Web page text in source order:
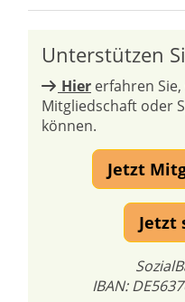
Unterstützen
Hier erfahren
Mitgliedschaft oder
können.
Jetzt
Jetzt
IBAN: